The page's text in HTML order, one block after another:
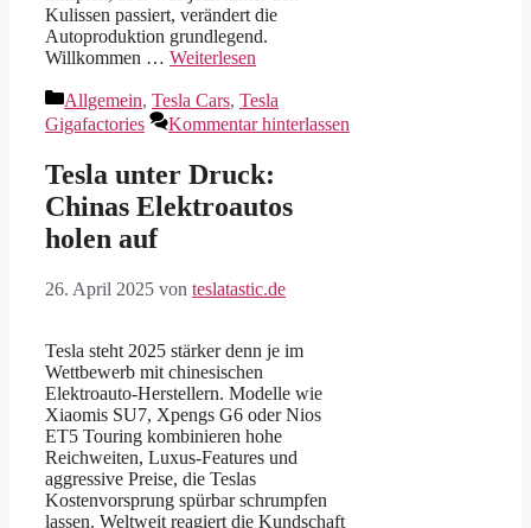
Kulissen passiert, verändert die
Autoproduktion grundlegend.
Willkommen … Weiterlesen
Kategorien
Allgemein, Tesla Cars, Tesla
Gigafactories
Kommentar hinterlassen
Tesla unter Druck:
Chinas Elektroautos
holen auf
26. April 2025 von teslatastic.de
Tesla steht 2025 stärker denn je im
Wettbewerb mit chinesischen
Elektroauto‑Herstellern. Modelle wie
Xiaomis SU7, Xpengs G6 oder Nios
ET5 Touring kombinieren hohe
Reichweiten, Luxus‑Features und
aggressive Preise, die Teslas
Kostenvorsprung spürbar schrumpfen
lassen. Weltweit reagiert die Kundschaft